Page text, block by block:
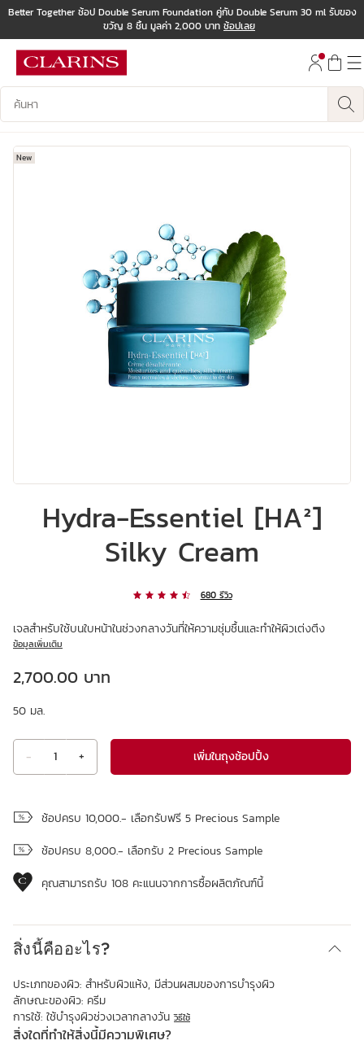
ไปที่ส่วนท้าย
Better Together ช้อป Double Serum Foundation คู่กับ Double Serum 30 ml รับของ
ขวัญ 8 ชิ้น มูลค่า 2,000 บาท ช้อปเลย
บันทึกข้อมูลค้นหา
New
Hydra-Essentiel [HA²]
Silky Cream
680 รีวิว
เจลสำหรับใช้บนใบหน้าในช่วงกลางวันที่ให้ความชุ่มชื้นและทำให้ผิวเต่งตึง
ข้อมูลเพิ่มเติม
ราคาปัจจุบัน 2,700.00 บาท
2,700.00 บาท
50 มล.
- 1 + เพิ่มในถุงช้อปปิ้ง
ช้อปครบ 10,000.- เลือกรับฟรี 5 Precious Sample
ช้อปครบ 8,000.- เลือกรับ 2 Precious Sample
คุณสามารถรับ 108 คะแนนจากการซื้อผลิตภัณฑ์นี้
สิ่งนี้คืออะไร?
ประเภทของผิว: สำหรับผิวแห้ง, มีส่วนผสมของการบำรุงผิว
ลักษณะของผิว: ครีม
การใช้: ใช้บำรุงผิวช่วงเวลากลางวันวิธีใช้
สิ่งใดที่ทำให้สิ่งนี้มีความพิเศษ?